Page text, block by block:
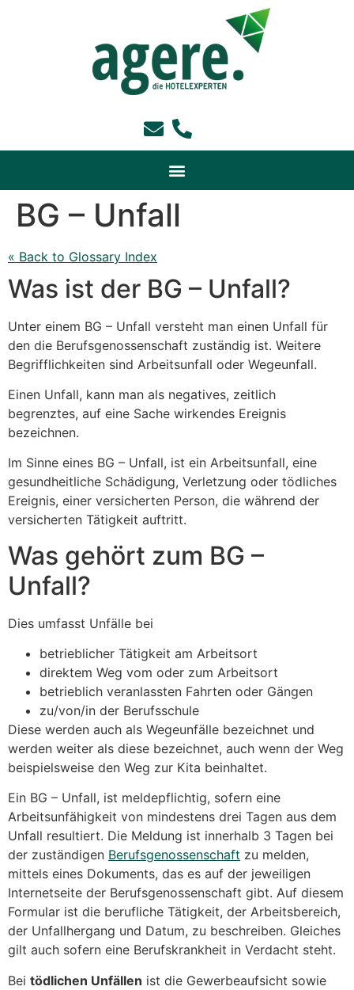
BG – Unfall
« Back to Glossary Index
Was ist der BG – Unfall?
Unter einem BG – Unfall versteht man einen Unfall für
den die Berufsgenossenschaft zuständig ist. Weitere
Begrifflichkeiten sind Arbeitsunfall oder Wegeunfall.
Einen Unfall, kann man als negatives, zeitlich
begrenztes, auf eine Sache wirkendes Ereignis
bezeichnen.
Im Sinne eines BG – Unfall, ist ein Arbeitsunfall, eine
gesundheitliche Schädigung, Verletzung oder tödliches
Ereignis, einer versicherten Person, die während der
versicherten Tätigkeit auftritt.
Was gehört zum BG –
Unfall?
Dies umfasst Unfälle bei
betrieblicher Tätigkeit am Arbeitsort
direktem Weg vom oder zum Arbeitsort
betrieblich veranlassten Fahrten oder Gängen
zu/von/in der Berufsschule
Diese werden auch als Wegeunfälle bezeichnet und
werden weiter als diese bezeichnet, auch wenn der Weg
beispielsweise den Weg zur Kita beinhaltet.
Ein BG – Unfall, ist meldepflichtig, sofern eine
Arbeitsunfähigkeit von mindestens drei Tagen aus dem
Unfall resultiert. Die Meldung ist innerhalb 3 Tagen bei
der zuständigen Berufsgenossenschaft zu melden,
mittels eines Dokuments, das es auf der jeweiligen
Internetseite der Berufsgenossenschaft gibt. Auf diesem
Formular ist die berufliche Tätigkeit, der Arbeitsbereich,
der Unfallhergang und Datum, zu beschreiben. Gleiches
gilt auch sofern eine Berufskrankheit in Verdacht steht.
Bei tödlichen Unfällen ist die Gewerbeaufsicht sowie